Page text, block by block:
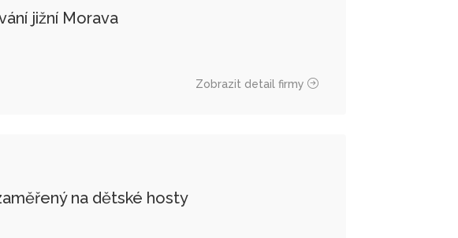
jižní Morava
Zobrazit detail firmy
na dětské hosty